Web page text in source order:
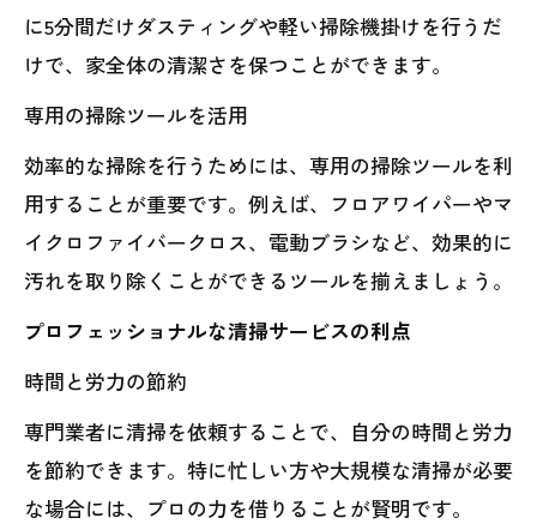
に5分間だけダスティングや軽い掃除機掛けを行うだ
けで、家全体の清潔さを保つことができます。
専用の掃除ツールを活用
効率的な掃除を行うためには、専用の掃除ツールを利
用することが重要です。例えば、フロアワイパーやマ
イクロファイバークロス、電動ブラシなど、効果的に
汚れを取り除くことができるツールを揃えましょう。
プロフェッショナルな清掃サービスの利点
時間と労力の節約
専門業者に清掃を依頼することで、自分の時間と労力
を節約できます。特に忙しい方や大規模な清掃が必要
な場合には、プロの力を借りることが賢明です。